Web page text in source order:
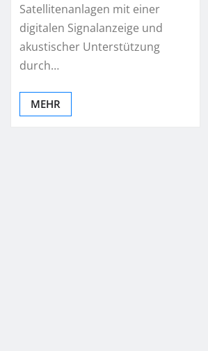
Satellitenanlagen mit einer
digitalen Signalanzeige und
akustischer Unterstützung
durch…
MEHR